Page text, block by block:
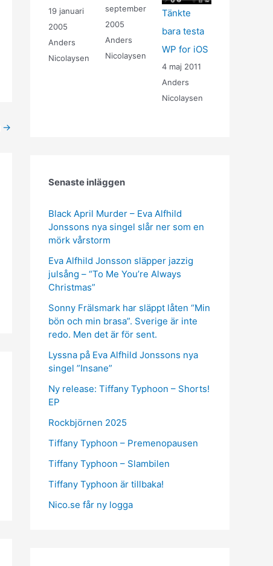
→
19 januari
2005
Anders
Nicolaysen
september
2005
Anders
Nicolaysen
Tänkte
bara testa
WP for iOS
4 maj 2011
Anders
Nicolaysen
Senaste inläggen
Black April Murder – Eva Alfhild
Jonssons nya singel slår ner som en
mörk vårstorm
Eva Alfhild Jonsson släpper jazzig
julsång – “To Me You’re Always
Christmas”
Sonny Frälsmark har släppt låten “Min
bön och min brasa”. Sverige är inte
redo. Men det är för sent.
Lyssna på Eva Alfhild Jonssons nya
singel ”Insane”
Ny release: Tiffany Typhoon – Shorts!
EP
Rockbjörnen 2025
Tiffany Typhoon – Premenopausen
Tiffany Typhoon – Slambilen
Tiffany Typhoon är tillbaka!
Nico.se får ny logga